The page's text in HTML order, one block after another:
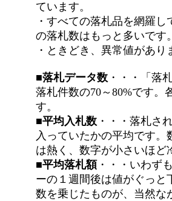
ています。
・すべての落札品を網羅
の落札数はもっと多いです
・ときどき、異常値があ
■落札データ数 ・・・「落
落札件数の70～80%です。
す。
■平均入札数 ・・・落札さ
入っていたかの平均です
は熱く、数字が小さいほど
■平均落札額 ・・・いわず
ーの１週間後は値がぐっと
数を乗じたものが、当然な